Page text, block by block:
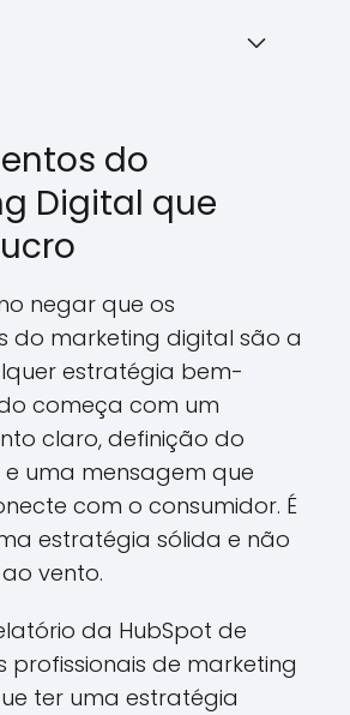
do
Digital que
negar que os
do marketing digital são a
estratégia bem-
começa com um
claro, definição do
uma mensagem que
com o consumidor. É
estratégia sólida e não
vento.
da HubSpot de
profissionais de marketing
ter uma estratégia